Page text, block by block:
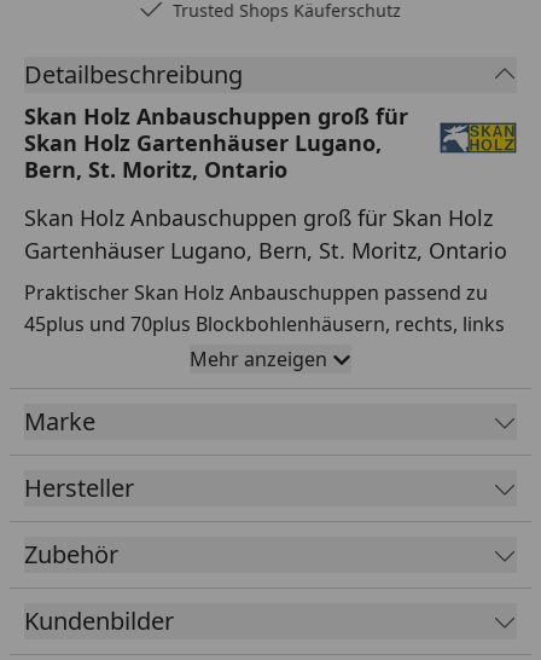
Trusted Shops Käuferschutz
Detailbeschreibung
Skan Holz Anbauschuppen groß für
Skan Holz Gartenhäuser Lugano,
Bern, St. Moritz, Ontario
Skan Holz Anbauschuppen groß für Skan Holz
Gartenhäuser Lugano, Bern, St. Moritz, Ontario
Praktischer Skan Holz Anbauschuppen passend zu
45plus und 70plus Blockbohlenhäusern, rechts, links
oder hinten montierbar
Breite x Tiefe x
Höhe
Fußboden
Wandstärke
28 mm
Mehr anzeigen
Marke
Hersteller
Zubehör
Kundenbilder